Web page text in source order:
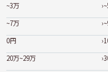
~3万
~7万
0円
20万~29万